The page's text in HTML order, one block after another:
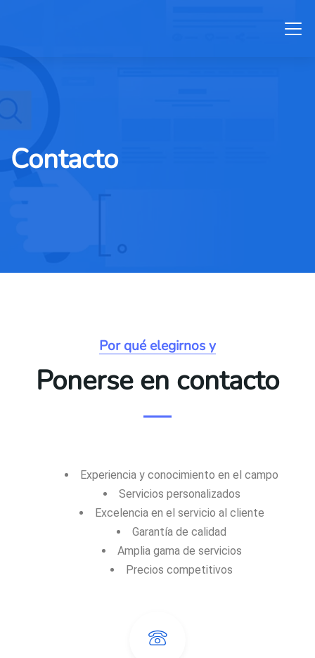
Contacto
Por qué elegirnos y
Ponerse en contacto
Experiencia y conocimiento en el campo
Servicios personalizados
Excelencia en el servicio al cliente
Garantía de calidad
Amplia gama de servicios
Precios competitivos